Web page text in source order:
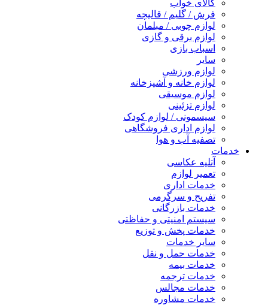
کالای خواب
فرش / گلیم / قالیچه
لوازم چوبی / مبلمان
لوازم برقی و گازی
اسباب بازی
سایر
لوازم ورزشی
لوازم خانه و آشپزخانه
لوازم موسیقی
لوازم تزئینی
سیسمونی / لوازم کودک
لوازم اداری فروشگاهی
تصفیه آب و هوا
خدمات
آتلیه عکاسی
تعمیر لوازم
خدمات اداری
تفریح و سرگرمی
خدمات بازرگانی
سیستم امنیتی و حفاظتی
خدمات پخش و توزیع
سایر خدمات
خدمات حمل و نقل
خدمات بیمه
خدمات ترجمه
خدمات مجالس
خدمات مشاوره